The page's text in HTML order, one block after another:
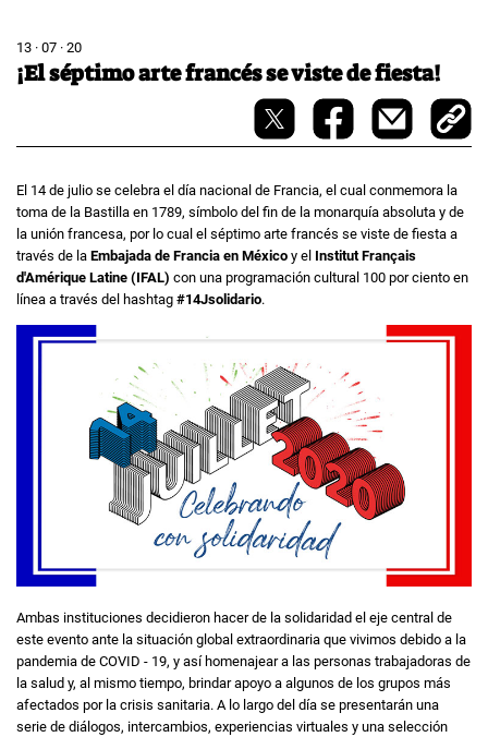
13 · 07 · 20
¡El séptimo arte francés se viste de fiesta!
El 14 de julio se celebra el día nacional de Francia, el cual conmemora la
toma de la Bastilla en 1789, símbolo del fin de la monarquía absoluta y de
la unión francesa, por lo cual el séptimo arte francés se viste de fiesta a
través de la Embajada de Francia en México y el Institut Français
d'Amérique Latine (IFAL) con una programación cultural 100 por ciento en
línea a través del hashtag #14Jsolidario.
Ambas instituciones decidieron hacer de la solidaridad el eje central de
este evento ante la situación global extraordinaria que vivimos debido a la
pandemia de COVID - 19, y así homenajear a las personas trabajadoras de
la salud y, al mismo tiempo, brindar apoyo a algunos de los grupos más
afectados por la crisis sanitaria. A lo largo del día se presentarán una
serie de diálogos, intercambios, experiencias virtuales y una selección